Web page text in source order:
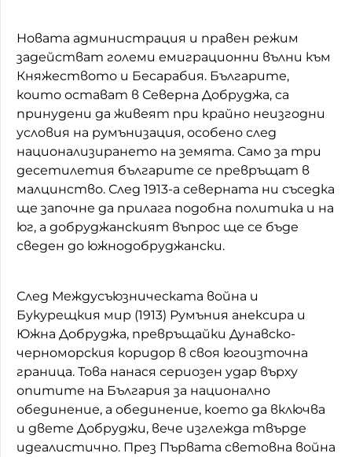
Новата администрация и правен режим
задействат големи емиграционни вълни към
Княжеството и Бесарабия. Българите,
които остават в Северна Добруджа, са
принудени да живеят при крайно неизгодни
условия на румънизация, особено след
национализирането на земята. Само за три
десетилетия българите се превръщат в
малцинство. След 1913-а северната ни съседка
ще започне да прилага подобна политика и на
юг, а добруджанският въпрос ще се бъде
сведен до южнодобруджански.
След Междусъюзническата война и
Букурещкия мир (1913) Румъния анексира и
Южна Добруджа, превръщайки Дунавско-
черноморския коридор в своя югоизточна
граница. Това нанася сериозен удар върху
опитите на България за национално
обединение, а обединение, което да включва
и двете Добруджи, вече изглежда твърде
идеалистично. През Първата световна война